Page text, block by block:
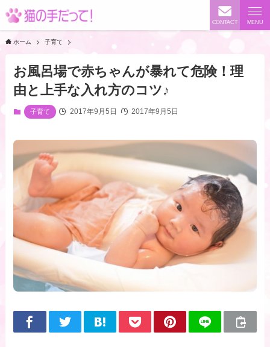
CONTACT MENU
ホーム 子育て
お風呂場で赤ちゃんが暴れて危険！理
由と上手な入れ方のコツ♪
子育て 2017年9月5日 2017年9月5日